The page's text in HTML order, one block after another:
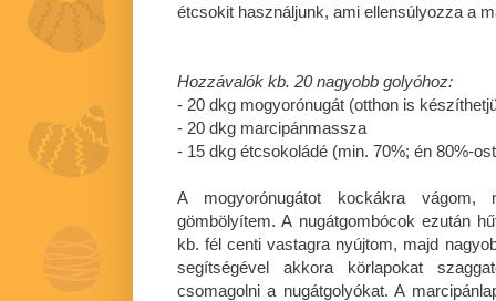
étcsokit használjunk, ami ellensúlyozza a
Hozzávalók kb. 20 nagyobb golyóhoz:
- 20 dkg mogyorónugát (otthon is
- 20 dkg marcipánmassza
- 15 dkg étcsokoládé (min. 70%; én 80%-
A mogyorónugátot kockákra
gömbölyítem. A nugátgombócok ezután
kb. fél centi vastagra nyújtom, majd
segítségével akkora körlapokat
csomagolni a nugátgolyókat. A